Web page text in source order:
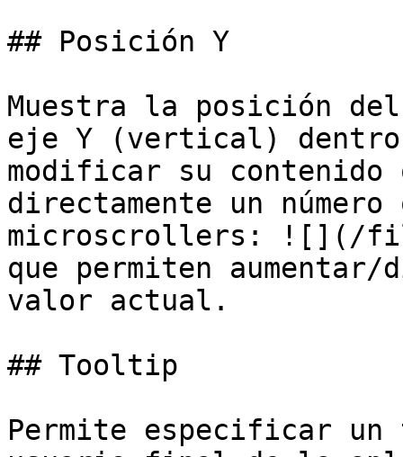
## Posición Y
Muestra la posición
eje Y (vertical)
modificar su contenido
directamente un
microscrollers: ![](/
que permiten
valor actual.
## Tooltip
Permite especificar